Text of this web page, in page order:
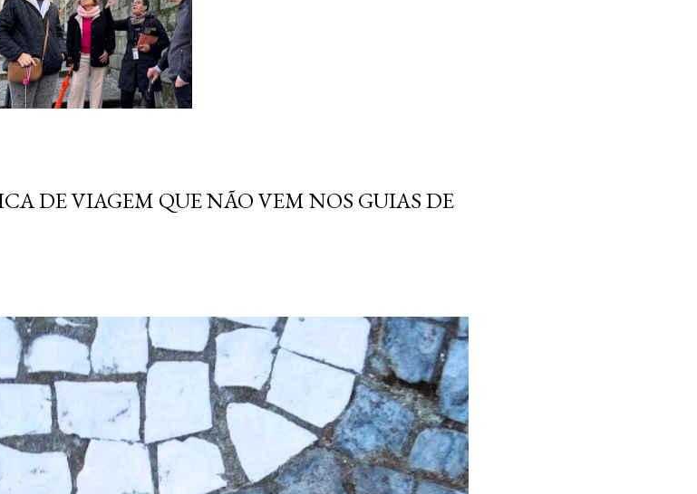
DE VIAGEM QUE NÃO VEM NOS GUIAS DE